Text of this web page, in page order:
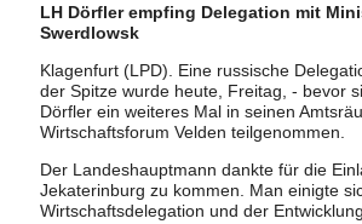
LH Dörfler empfing Delegation mit
Swerdlowsk
Klagenfurt (LPD). Eine russische
der Spitze wurde heute, Freitag, - bevor
Dörfler ein weiteres Mal in seinen
Wirtschaftsforum Velden teilgenommen.
Der Landeshauptmann dankte für die
Jekaterinburg zu kommen. Man einigte
Wirtschaftsdelegation und der